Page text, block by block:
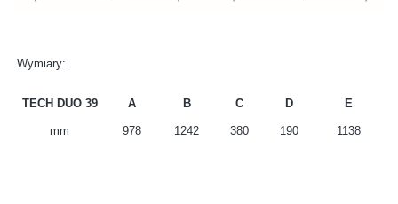
Wymiary:
TECH DUO 39 A B C D E
mm 978 1242 380 190 1138